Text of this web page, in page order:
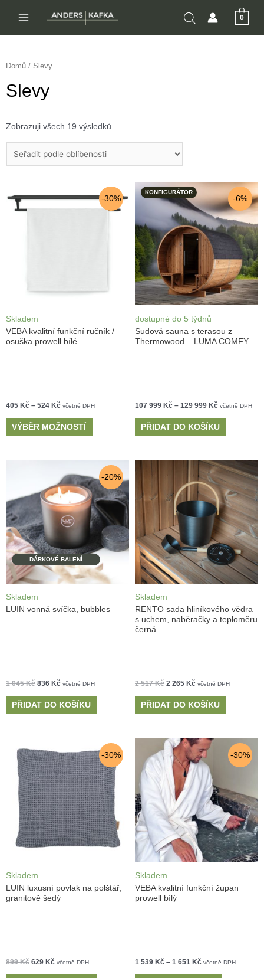
obsah
0
Domů / Slevy
Slevy
Zobrazuji všech 19 výsledků
-30%
Skladem
VEBA kvalitní funkční ručník /
osuška prowell bílé
405 Kč – 524 Kč včetně DPH
VÝBĚR MOŽNOSTÍ
-6%
KONFIGURÁTOR
dostupné do 5 týdnů
Sudová sauna s terasou z
Thermowood – LUMA COMFY
107 999 Kč – 129 999 Kč včetně DPH
PŘIDAT DO KOŠÍKU
-20%
DÁRKOVÉ BALENÍ
Skladem
LUIN vonná svíčka, bubbles
1 045Kč 836 Kč včetně DPH
PŘIDAT DO KOŠÍKU
Skladem
RENTO sada hliníkového vědra
s uchem, naběračky a teploměru
černá
2 517Kč 2 265 Kč včetně DPH
PŘIDAT DO KOŠÍKU
-30%
Skladem
LUIN luxusní povlak na polštář,
granitově šedý
899Kč 629 Kč včetně DPH
-30%
Skladem
VEBA kvalitní funkční župan
prowell bílý
1 539 Kč – 1 651 Kč včetně DPH